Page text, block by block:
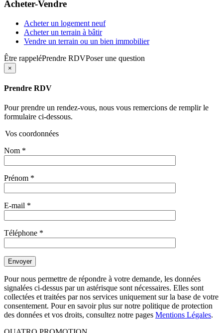
Acheter-Vendre
Acheter un logement neuf
Acheter un terrain à bâtir
Vendre un terrain ou un bien immobilier
Être rappeléPrendre RDVPoser une question
×
Prendre RDV
Pour prendre un rendez-vous, nous vous remercions de remplir le
formulaire ci-dessous.
Vos coordonnées
Nom *
Prénom *
E-mail *
Téléphone *
Pour nous permettre de répondre à votre demande, les données
signalées ci-dessus par un astérisque sont nécessaires. Elles sont
collectées et traitées par nos services uniquement sur la base de votre
consentement. Pour en savoir plus sur notre politique de protection
des données et vos droits, consultez notre pages Mentions Légales.